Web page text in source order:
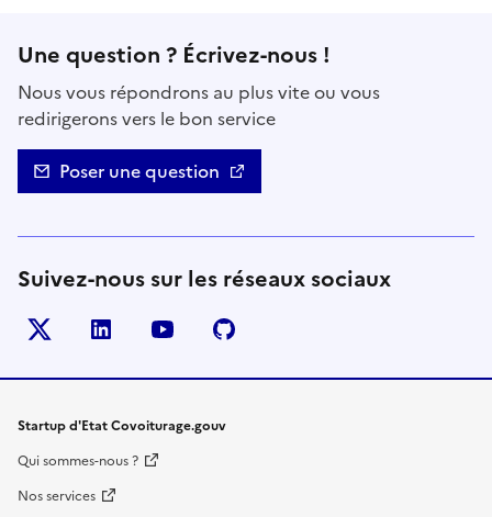
Une question ? Écrivez-nous !
Nous vous répondrons au plus vite ou vous
redirigerons vers le bon service
Poser une question
Suivez-nous sur les réseaux sociaux
Twitter
- nouvelle fenêtre
LinkedIn
- nouvelle fenêtre
YouTube
- nouvelle fenêtre
- nouvelle fenêtre
Startup d'Etat Covoiturage.gouv
Qui sommes-nous ?
Nos services